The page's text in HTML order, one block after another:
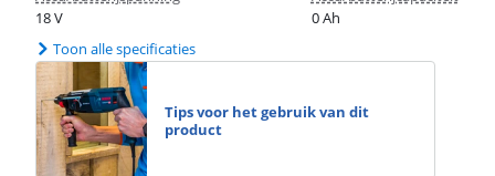
18 V
0 Ah
Toon alle specificaties
Tips voor het gebruik van dit
product